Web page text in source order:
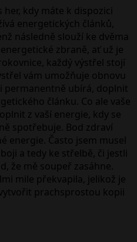
kdy máte k dispozici
energetických článků,
následně slouží ke dvěma
zbraně, ať už je
každý výstřel stojí
vám umožňuje obnovu
permanentně ubírá, doplnit
článku. Co ale vaše
z vaší energie, kdy se
spotřebuje. Bod zdraví
energie. Často jsem musel
a tedy ke střelbě, či jestli
že mě soupeř zasáhne.
mile překvapila, jelikož je
prachsprostou kopii